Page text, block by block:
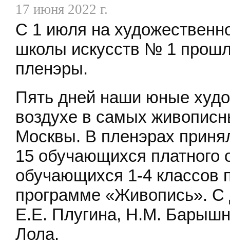
17 июня 2022 г.
С 1 июля на
школы искусств № 1
пленэры.
Пять дней наши юные
воздухе в самых
Москвы. В пленэрах
15 обучающихся платного
обучающихся 1-4 классов
программе «Живопись». С
Е.Е. Плугина, Н.М.
Лола.